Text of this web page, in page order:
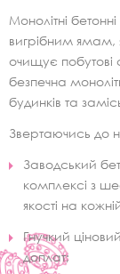
Монолітні
вигрібним
очищує побутові
безпечна
будинків та
Звертаючись до
Заводський
комплексі з
якості на
Гнучкий
доплат;